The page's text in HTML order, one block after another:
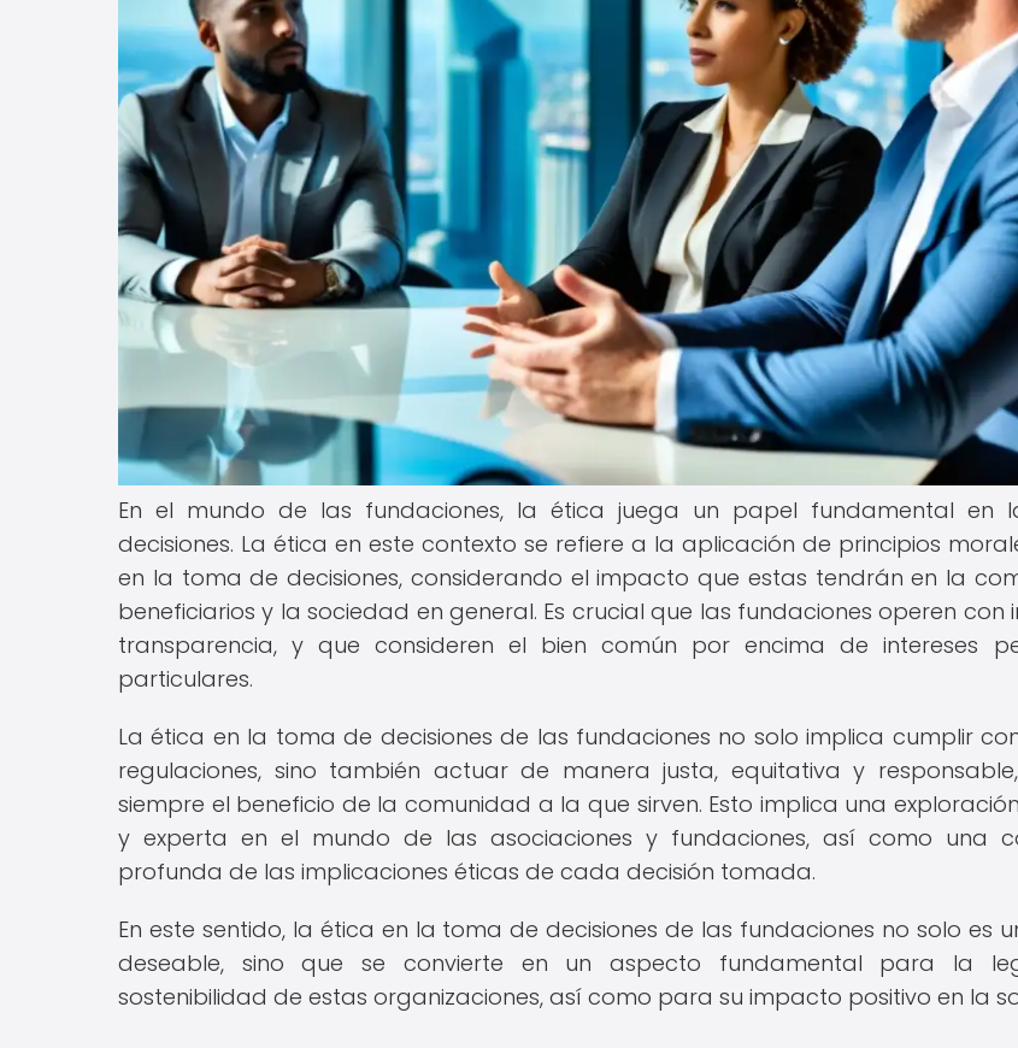
En el mundo de las fundaciones, la ética juega un papel fundamental en
decisiones. La ética en este contexto se refiere a la aplicación de principios
en la toma de decisiones, considerando el impacto que estas tendrán en la
beneficiarios y la sociedad en general. Es crucial que las fundaciones operen con
transparencia, y que consideren el bien común por encima de intereses
particulares.
La ética en la toma de decisiones de las fundaciones no solo implica cumplir
regulaciones, sino también actuar de manera justa, equitativa y
siempre el beneficio de la comunidad a la que sirven. Esto implica una
y experta en el mundo de las asociaciones y fundaciones, así como una
profunda de las implicaciones éticas de cada decisión tomada.
En este sentido, la ética en la toma de decisiones de las fundaciones no solo es
deseable, sino que se convierte en un aspecto fundamental para la
sostenibilidad de estas organizaciones, así como para su impacto positivo en la